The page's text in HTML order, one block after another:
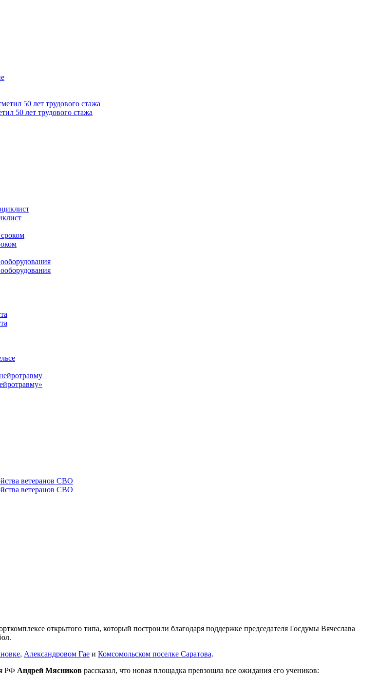
50 лет трудового стажа
ветеранов СВО
открытого типа, который построили благодаря поддержке председателя Госдумы Вячеслава
, Александровом Гае и Комсомольском поселке Саратова.
РФ Андрей Мясников рассказал, что новая площадка превзошла все ожидания его учеников: